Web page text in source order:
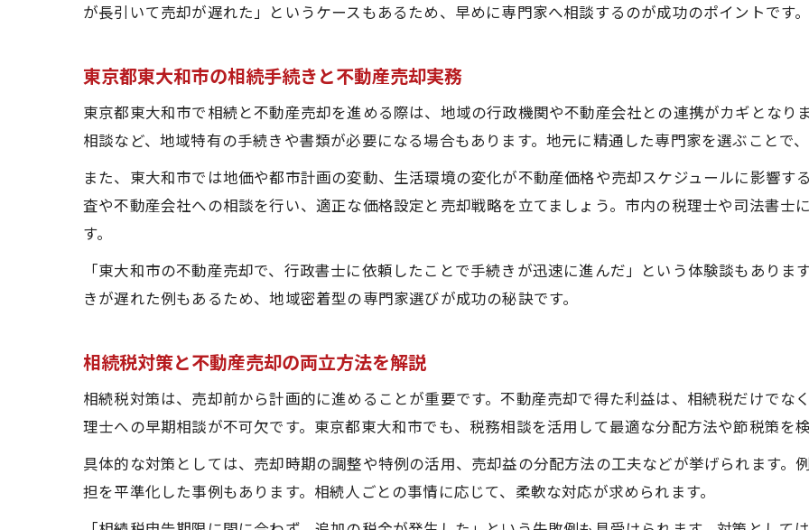
名義変更や不動産売却時の注意点とは
不動産売却に必要な書類と手続きの注意点
東京都東大和市で失敗しない名義変更対策
相続登記と不動産売却のスムーズな進め方
不動産売却時に注意したい相続税のポイント
遺産分割協議の進め方と失敗しないコツ
相続人間の合意形成と不動産売却の関係
東京都東大和市の相続で注意すべき協議方法
が長引いて売却が遅れた」というケースもあるため、早めに専門家へ相談するのが成功のポイントです
東京都東大和市の相続手続きと不動産売却実務
東京都東大和市で相続と不動産売却を進める際は、地域の行政機関や不動産会社との連携がカギとなり
相談など、地域特有の手続きや書類が必要になる場合もあります。地元に精通した専門家を選ぶことで
また、東大和市では地価や都市計画の変動、生活環境の変化が不動産価格や売却スケジュールに影響す
査や不動産会社への相談を行い、適正な価格設定と売却戦略を立てましょう。市内の税理士や司法書士
す。
「東大和市の不動産売却で、行政書士に依頼したことで手続きが迅速に進んだ」という体験談もあり
きが遅れた例もあるため、地域密着型の専門家選びが成功の秘訣です。
相続税対策と不動産売却の両立方法を解説
相続税対策は、売却前から計画的に進めることが重要です。不動産売却で得た利益は、相続税だけでな
理士への早期相談が不可欠です。東京都東大和市でも、税務相談を活用して最適な分配方法や節税策を
具体的な対策としては、売却時期の調整や特例の活用、売却益の分配方法の工夫などが挙げられます。
担を平準化した事例もあります。相続人ごとの事情に応じて、柔軟な対応が求められます。